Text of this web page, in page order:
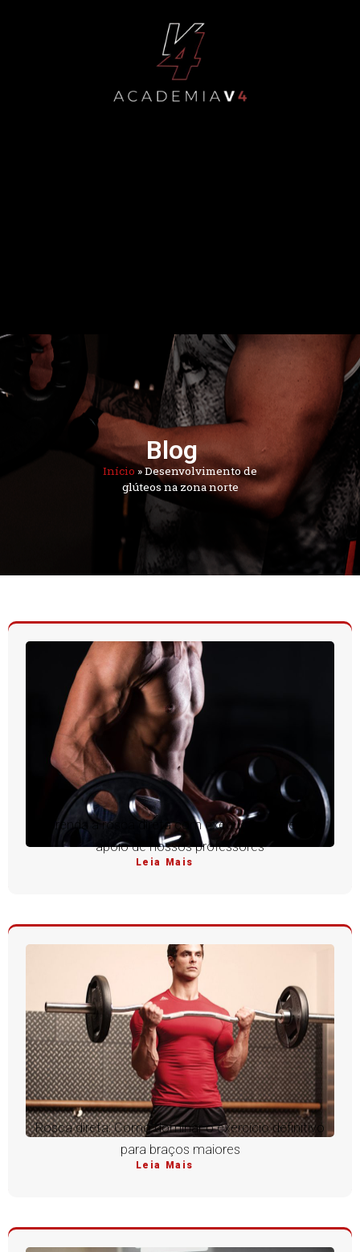
Blog
Início »Desenvolvimento de
glúteos na zona norte
Aprenda a rosca direta com execução perfeita e
apoio de nossos professores
Leia Mais
Rosca direta: Como dominar o exercício definitivo
para braços maiores
Leia Mais